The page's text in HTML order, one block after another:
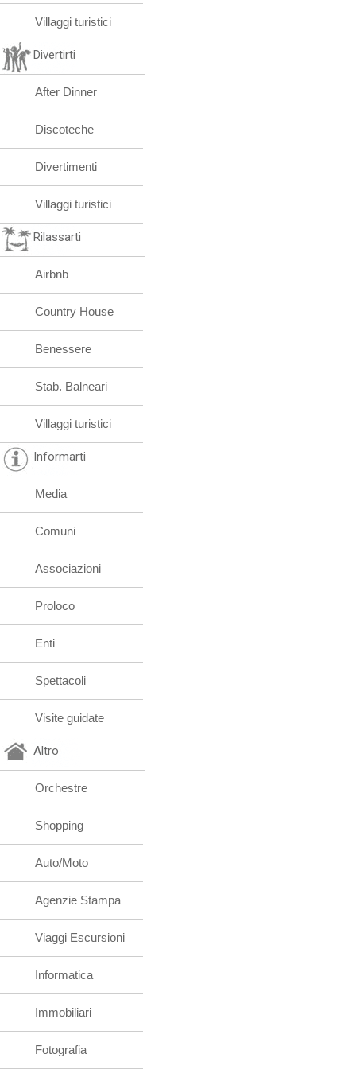
Villaggi turistici
Divertirti
After Dinner
Discoteche
Divertimenti
Villaggi turistici
Rilassarti
Airbnb
Country House
Benessere
Stab. Balneari
Villaggi turistici
Informarti
Media
Comuni
Associazioni
Proloco
Enti
Spettacoli
Visite guidate
Altro
Orchestre
Shopping
Auto/Moto
Agenzie Stampa
Viaggi Escursioni
Informatica
Immobiliari
Fotografia